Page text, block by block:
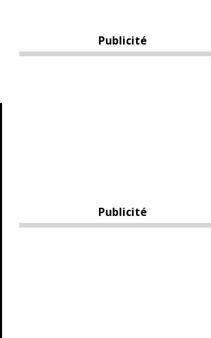
Publicité
Publicité